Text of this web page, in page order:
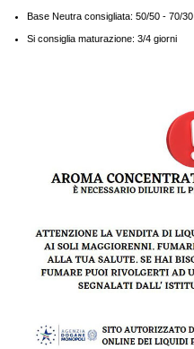
Base Neutra consigliata: 50/50 - 70/30
Si consiglia maturazione: 3/4 giorni